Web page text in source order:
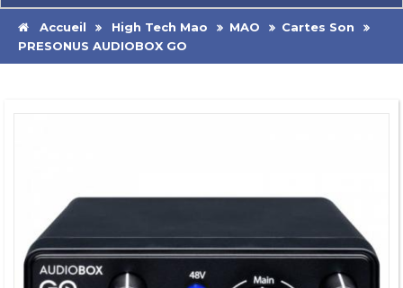
Accueil High Tech Mao MAO
Cartes Son
PRESONUS AUDIOBOX GO